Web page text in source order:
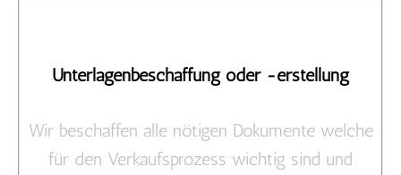
Unterlagenbeschaffung oder -erstellung
Wir beschaffen alle nötigen Dokumente welche
für den Verkaufsprozess wichtig sind und